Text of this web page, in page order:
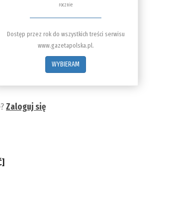
rocznie
Dostęp przez rok do wszystkich treści serwisu
www.gazetapolska.pl.
WYBIERAM
Zaloguj się